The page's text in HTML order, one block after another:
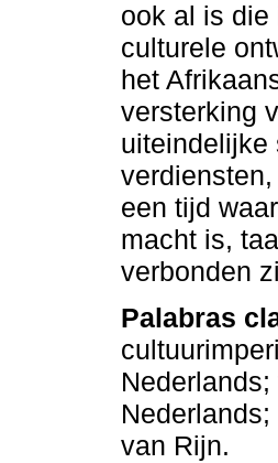
ook al is
culturele
het
versterking
uiteindelijke
een tijd
macht is,
verbonden
Palabras
van Rijn.